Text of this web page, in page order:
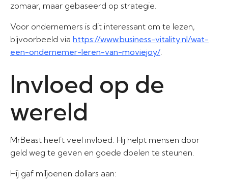
zomaar, maar gebaseerd op strategie.
Voor ondernemers is dit interessant om te lezen,
bijvoorbeeld via https://www.business-vitality.nl/wat-
een-ondernemer-leren-van-moviejoy/.
Invloed op de
wereld
MrBeast heeft veel invloed. Hij helpt mensen door
geld weg te geven en goede doelen te steunen.
Hij gaf miljoenen dollars aan: